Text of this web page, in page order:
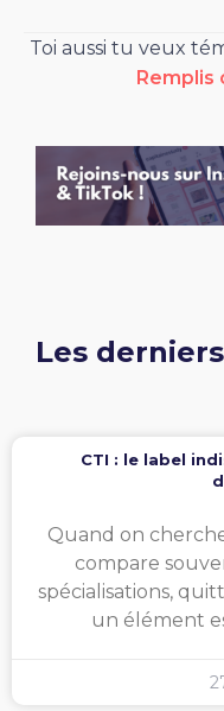
Toi aussi tu veux
Remplis
Les derniers
CTI : le label
Quand on
compare
spécialisations,
un élément